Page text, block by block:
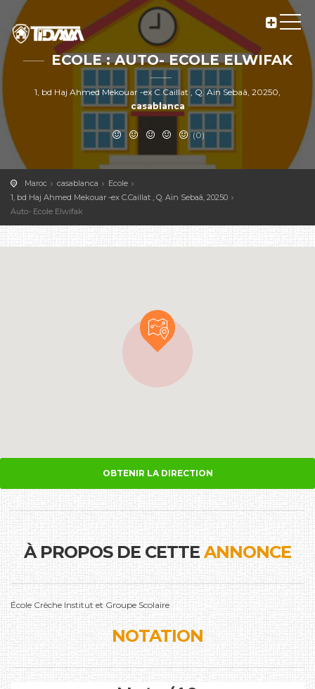
ECOLE : AUTO- ECOLE ELWIFAK
1, bd Haj Ahmed Mekouar -ex C.Caillat , Q. Aïn Sebaâ, 20250,
casablanca
(0)
Maroc casablanca
Ecole
1, bd Haj Ahmed Mekouar -ex C.Caillat , Q. Aïn Sebaâ, 20250
Auto- Ecole Elwifak
OBTENIR LA DIRECTION
À PROPOS DE CETTEANNONCE
École Crèche Institut et Groupe Scolaire
NOTATION